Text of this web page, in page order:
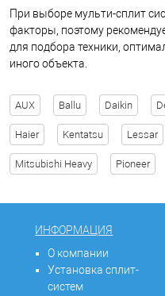
AUX Ballu Daikin
Haier Kentatsu Lessar
Mitsubishi Heavy Pioneer
При выборе мульти-сплит
факторы, поэтому
для подбора техники,
иного объекта.
ИНФОРМАЦИЯ
О компании
Установка сплит-
систем